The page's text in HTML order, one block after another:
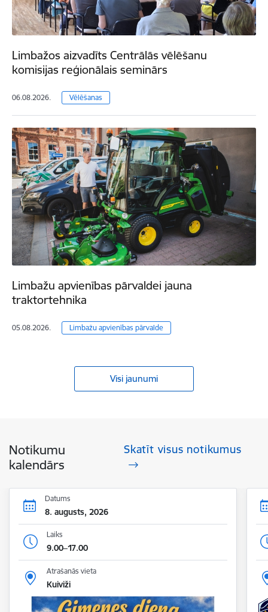
Limbažos aizvadīts Centrālās vēlēšanu
komisijas reģionālais seminārs
06.08.2026. Vēlēšanas
Limbažu apvienības pārvaldei jauna
traktortehnika
05.08.2026. Limbažu apvienības pārvalde
Visi jaunumi
Notikumu
kalendārs
Skatīt visus notikumus
Datums
8. augusts, 2026
Laiks
9.00–17.00
Atrašanās vieta
Kuiviži